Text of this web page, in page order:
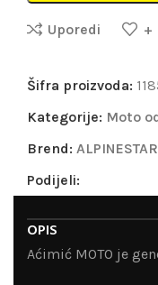
Uporedi +
Šifra proizvoda:
Kategorije: Moto
Brend:
Podijeli:
OPIS
Aćimić MOTO je